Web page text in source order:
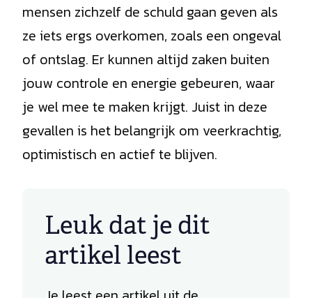
mensen zichzelf de schuld gaan geven als
ze iets ergs overkomen, zoals een ongeval
of ontslag. Er kunnen altijd zaken buiten
jouw controle en energie gebeuren, waar
je wel mee te maken krijgt. Juist in deze
gevallen is het belangrijk om veerkrachtig,
optimistisch en actief te blijven.
Leuk dat je dit
artikel leest